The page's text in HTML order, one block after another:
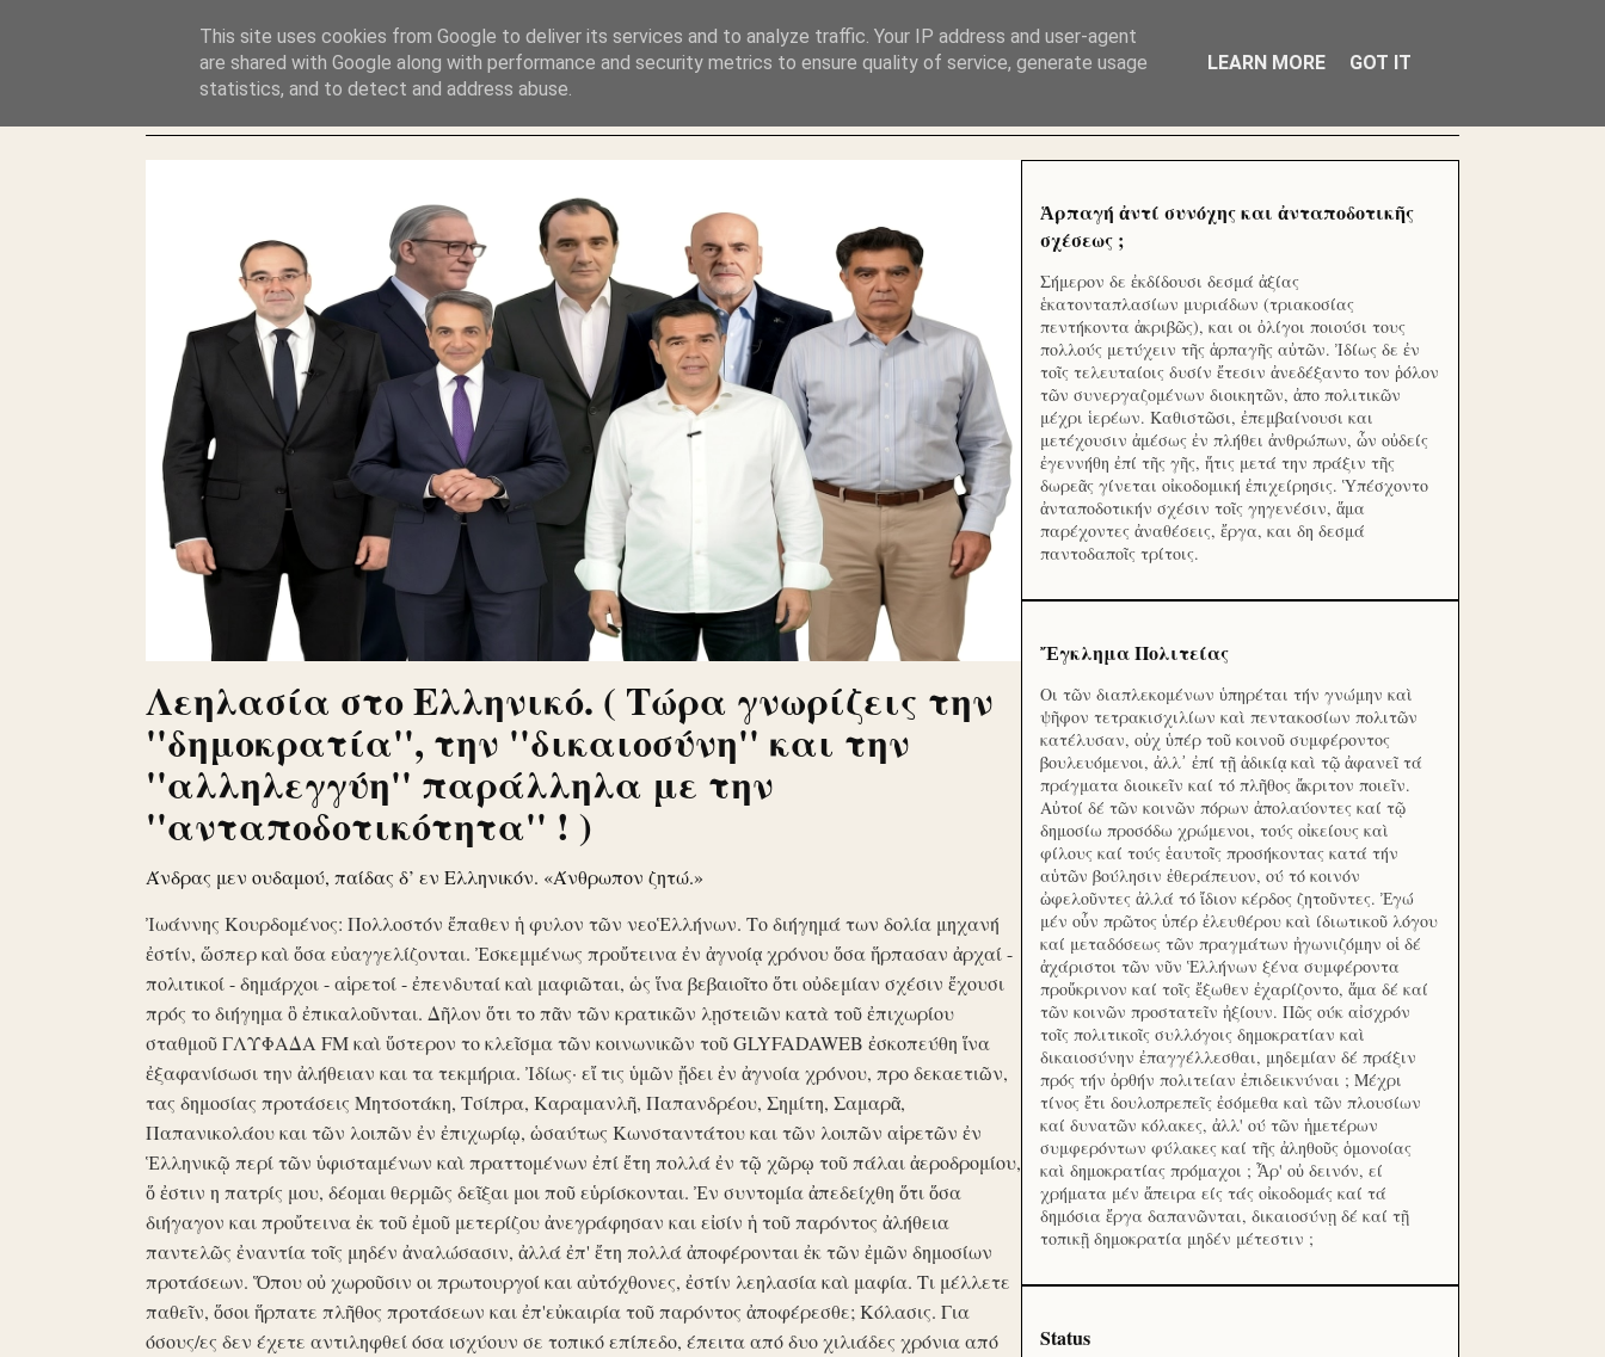
ΛΕΗΛΑΣΙΑ ΚΑΙ ΕΓΚΛΗΜΑ ?
Λεηλασία στο Ελληνικό. ( Τώρα γνωρίζεις την
''δημοκρατία'', την ''δικαιοσύνη'' και την
''αλληλεγγύη'' παράλληλα με την
''ανταποδοτικότητα'' ! )
Άνδρας μεν ουδαμού, παίδας δ’ εν Ελληνικόν. «Άνθρωπον ζητώ.»
Ἰωάννης Κουρδομένος: Πολλοστόν ἔπαθεν ἡ φυλον τῶν νεοἙλλήνων. Το διήγημά των δολία μηχανή
ἐστίν, ὥσπερ καὶ ὅσα εὐαγγελίζονται. Ἐσκεμμένως προὔτεινα ἐν ἀγνοίᾳ χρόνου ὅσα ἥρπασαν ἀρχαί -
πολιτικοί - δημάρχοι - αἱρετοί - ἐπενδυταί καὶ μαφιῶται, ὡς ἵνα βεβαιοῖτο ὅτι οὐδεμίαν σχέσιν ἔχουσι
πρός το διήγημα ὃ ἐπικαλοῦνται. Δῆλον ὅτι το πᾶν τῶν κρατικῶν λῃστειῶν κατὰ τοῦ ἐπιχωρίου
σταθμοῦ ΓΛΥΦΑΔΑ FM καὶ ὕστερον το κλεῖσμα τῶν κοινωνικῶν τοῦ GLYFADAWEB ἐσκοπεύθη ἵνα
ἐξαφανίσωσι την ἀλήθειαν και τα τεκμήρια. Ἰδίως· εἴ τις ὑμῶν ᾔδει ἐν ἀγνοία χρόνου, προ δεκαετιῶν,
τας δημοσίας προτάσεις Μητσοτάκη, Τσίπρα, Καραμανλῆ, Παπανδρέου, Σημίτη, Σαμαρᾶ,
Παπανικολάου και τῶν λοιπῶν ἐν ἐπιχωρίῳ, ὡσαύτως Κωνσταντάτου και τῶν λοιπῶν αἱρετῶν ἐν
Ἑλληνικῷ περί τῶν ὑφισταμένων καὶ πραττομένων ἐπί ἔτη πολλά ἐν τῷ χῶρῳ τοῦ πάλαι ἀεροδρομίου,
ὅ ἐστιν η πατρίς μου, δέομαι θερμῶς δεῖξαι μοι ποῦ εὑρίσκονται. Ἐν συντομία ἀπεδείχθη ὅτι ὅσα
διήγαγον και προὔτεινα ἐκ τοῦ ἐμοῦ μετερίζου ἀνεγράφησαν και εἰσίν ἡ τοῦ παρόντος ἀλήθεια
παντελῶς ἐναντία τοῖς μηδέν ἀναλώσασιν, ἀλλά ἐπ' ἔτη πολλά ἀποφέρονται ἐκ τῶν ἐμῶν δημοσίων
προτάσεων. Ὅπου οὐ χωροῦσιν οι πρωτουργοί και αὐτόχθονες, ἐστίν λεηλασία καὶ μαφία. Τι μέλλετε
παθεῖν, ὅσοι ἥρπατε πλῆθος προτάσεων και ἐπ'εὐκαιρία τοῦ παρόντος ἀποφέρεσθε; Κόλασις. Για
όσους/ες δεν έχετε αντιληφθεί όσα ισχύουν σε τοπικό επίπεδο, έπειτα από δυο χιλιάδες χρόνια από
Ἁρπαγή ἀντί συνόχης και ἀνταποδοτικῆς
σχέσεως ;
Σήμερον δε ἐκδίδουσι δεσμά ἀξίας
ἑκατονταπλασίων μυριάδων (τριακοσίας
πεντήκοντα ἀκριβῶς), και οι ὀλίγοι ποιούσι τους
πολλούς μετύχειν τῆς ἁρπαγῆς αὐτῶν. Ἰδίως δε ἐν
τοῖς τελευταίοις δυσίν ἔτεσιν ἀνεδέξαντο τον ῥόλον
τῶν συνεργαζομένων διοικητῶν, ἀπο πολιτικῶν
μέχρι ἱερέων. Καθιστῶσι, ἐπεμβαίνουσι και
μετέχουσιν ἀμέσως ἐν πλήθει ἀνθρώπων, ὧν οὐδείς
ἐγεννήθη ἐπί τῆς γῆς, ἥτις μετά την πράξιν τῆς
δωρεᾶς γίνεται οἰκοδομική ἐπιχείρησις. Ὑπέσχοντο
ἀνταποδοτικήν σχέσιν τοῖς γηγενέσιν, ἅμα
παρέχοντες ἀναθέσεις, ἔργα, και δη δεσμά
παντοδαποῖς τρίτοις.
Ἔγκλημα Πολιτείας
Οι τῶν διαπλεκομένων ὑπηρέται τήν γνώμην καὶ
ψῆφον τετρακισχιλίων καὶ πεντακοσίων πολιτῶν
κατέλυσαν, οὐχ ὑπέρ τοῦ κοινοῦ συμφέροντος
βουλευόμενοι, ἀλλ᾽ ἐπί τῇ ἀδικίᾳ καὶ τῷ ἀφανεῖ τά
πράγματα διοικεῖν καί τό πλῆθος ἄκριτον ποιεῖν.
Αὐτοί δέ τῶν κοινῶν πόρων ἀπολαύοντες καί τῷ
δημοσίω προσόδω χρώμενοι, τούς οἰκείους καὶ
φίλους καί τούς ἑαυτοῖς προσήκοντας κατά τήν
αὑτῶν βούλησιν ἐθεράπευον, ού τό κοινόν
ὠφελοῦντες ἀλλά τό ἴδιον κέρδος ζητοῦντες. Ἐγώ
μέν οὖν πρῶτος ὑπέρ ἐλευθέρου καὶ ίδιωτικοῦ λόγου
καί μεταδόσεως τῶν πραγμάτων ἠγωνιζόμην οἱ δέ
ἀχάριστοι τῶν νῦν Ἑλλήνων ξένα συμφέροντα
προὔκρινον καί τοῖς ἔξωθεν ἐχαρίζοντο, ἅμα δέ καί
τῶν κοινῶν προστατεῖν ἠξίουν. Πῶς ούκ αἰσχρόν
τοῖς πολιτικοῖς συλλόγοις δημοκρατίαν καὶ
δικαιοσύνην ἐπαγγέλλεσθαι, μηδεμίαν δέ πράξιν
πρός τήν ὀρθήν πολιτείαν ἐπιδεικνύναι ; Μέχρι
τίνος ἔτι δουλοπρεπεῖς ἐσόμεθα καὶ τῶν πλουσίων
καί δυνατῶν κόλακες, ἀλλ' ού τῶν ἡμετέρων
συμφερόντων φύλακες καί τῆς ἀληθοῦς ὁμονοίας
καὶ δημοκρατίας πρόμαχοι ; Ἆρ' οὐ δεινόν, εί
χρήματα μέν ἄπειρα είς τάς οἰκοδομάς καί τά
δημόσια ἔργα δαπανῶνται, δικαιοσύνῃ δέ καί τῇ
τοπικῇ δημοκρατία μηδέν μέτεστιν ;
Status
This site uses cookies from Google to deliver its services and to analyze traffic. Your IP address and user-agent
are shared with Google along with performance and security metrics to ensure quality of service, generate usage
statistics, and to detect and address abuse.
LEARN MORE GOT IT